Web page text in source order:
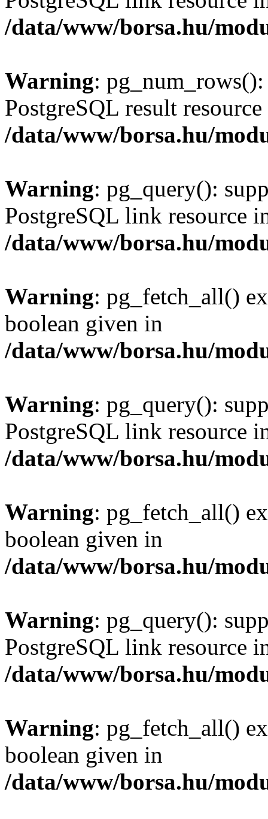
/data/www/borsa.hu/
Warning:
PostgreSQL result
/data/www/borsa.hu/
Warning: pg_query():
PostgreSQL link resource
/data/www/borsa.hu/
Warning: pg_fetch_all()
boolean given in
/data/www/borsa.hu/
Warning: pg_query():
PostgreSQL link resource
/data/www/borsa.hu/
Warning: pg_fetch_all()
boolean given in
/data/www/borsa.hu/
Warning: pg_query():
PostgreSQL link resource
/data/www/borsa.hu/
Warning: pg_fetch_all()
boolean given in
/data/www/borsa.hu/